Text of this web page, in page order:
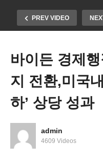
PREV VIDEO
미국도 마찬가지,낮아
바이든 경제행
지 전환,미국
하’ 상당 성과
admin
4609 Videos